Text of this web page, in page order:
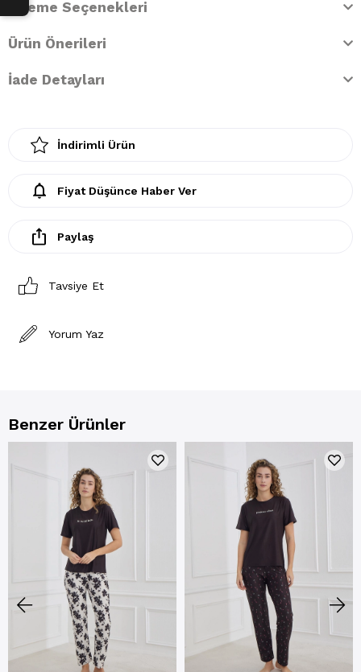
Ödeme Seçenekleri
Ürün Önerileri
İade Detayları
İndirimli Ürün
Fiyat Düşünce Haber Ver
Paylaş
Tavsiye Et
Yorum Yaz
Benzer Ürünler